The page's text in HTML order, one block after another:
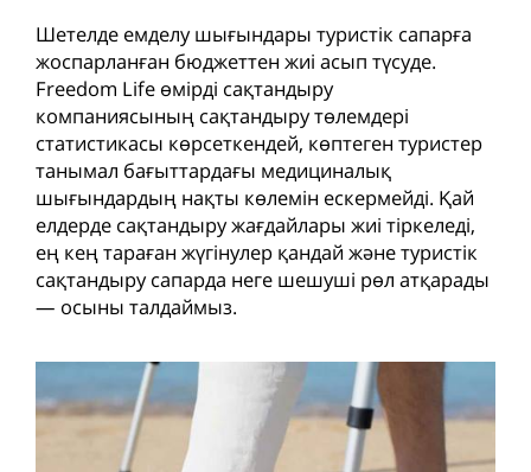
Шетелде емделу шығындары туристік сапарға
жоспарланған бюджеттен жиі асып түсуде.
Freedom Life өмірді сақтандыру
компаниясының сақтандыру төлемдері
статистикасы көрсеткендей, көптеген туристер
танымал бағыттардағы медициналық
шығындардың нақты көлемін ескермейді. Қай
елдерде сақтандыру жағдайлары жиі тіркеледі,
ең кең тараған жүгінулер қандай және туристік
сақтандыру сапарда неге шешуші рөл атқарады
— осыны талдаймыз.